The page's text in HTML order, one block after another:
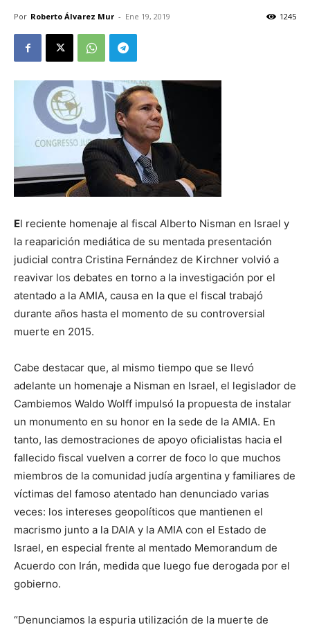
Por Roberto Álvarez Mur - Ene 19, 2019 1245
El reciente homenaje al fiscal Alberto Nisman en Israel y
la reaparición mediática de su mentada presentación
judicial contra Cristina Fernández de Kirchner volvió a
reavivar los debates en torno a la investigación por el
atentado a la AMIA, causa en la que el fiscal trabajó
durante años hasta el momento de su controversial
muerte en 2015.
Cabe destacar que, al mismo tiempo que se llevó
adelante un homenaje a Nisman en Israel, el legislador de
Cambiemos Waldo Wolff impulsó la propuesta de instalar
un monumento en su honor en la sede de la AMIA. En
tanto, las demostraciones de apoyo oficialistas hacia el
fallecido fiscal vuelven a correr de foco lo que muchos
miembros de la comunidad judía argentina y familiares de
víctimas del famoso atentado han denunciado varias
veces: los intereses geopolíticos que mantienen el
macrismo junto a la DAIA y la AMIA con el Estado de
Israel, en especial frente al mentado Memorandum de
Acuerdo con Irán, medida que luego fue derogada por el
gobierno.
“Denunciamos la espuria utilización de la muerte de